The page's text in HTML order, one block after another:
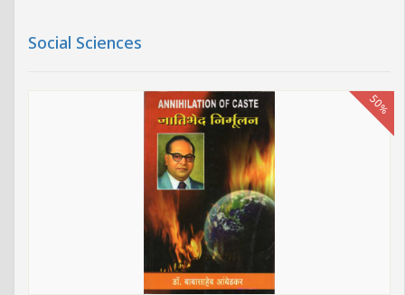
Social Sciences
50%